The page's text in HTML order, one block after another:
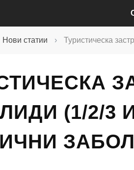
Нови статии › Туристическа
(1/2/3